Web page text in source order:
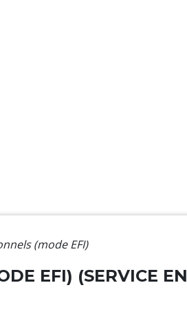
(mode EFI)
EFI) (SERVICE EN